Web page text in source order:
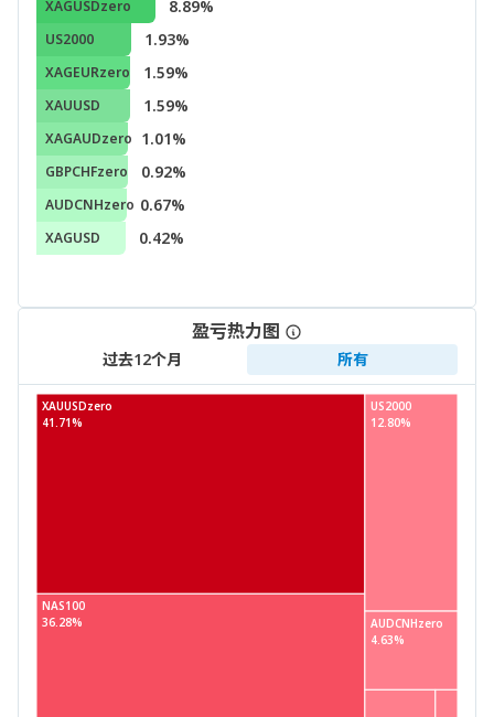
XAGUSDzero 8.89%
US2000 1.93%
XAGEURzero 1.59%
XAUUSD 1.59%
XAGAUDzero 1.01%
GBPCHFzero 0.92%
AUDCNHzero 0.67%
XAGUSD 0.42%
盈亏热力图
过去12个月 所有
XAUUSDzero
NAS100
US2000
AUDCNHzero
41.71%
36.28%
12.80%
4.63%